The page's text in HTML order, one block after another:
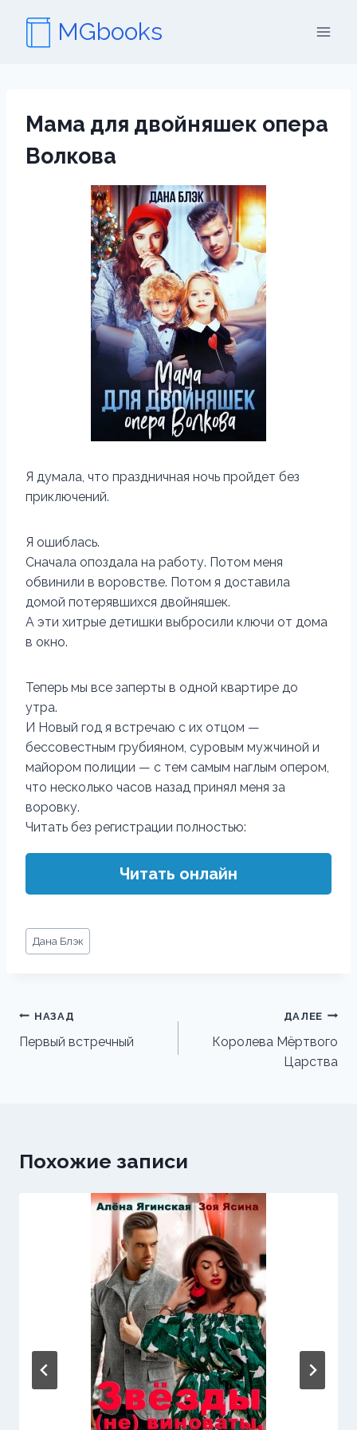
содержимому
MGbooks
Мама для двойняшек опера
Волкова
Я думала, что праздничная ночь пройдет без
приключений.
Я ошиблась.
Сначала опоздала на работу. Потом меня
обвинили в воровстве. Потом я доставила
домой потерявшихся двойняшек.
А эти хитрые детишки выбросили ключи от дома
в окно.
Теперь мы все заперты в одной квартире до
утра.
И Новый год я встречаю с их отцом —
бессовестным грубияном, суровым мужчиной и
майором полиции — с тем самым наглым опером,
что несколько часов назад принял меня за
воровку.
Читать без регистрации полностью:
Читать онлайн
Метки
записи:
Дана Блэк
Навигация
по
НАЗАД
Первый встречный
ДАЛЕЕ
Королева Мёртвого
Царства
Похожие записи